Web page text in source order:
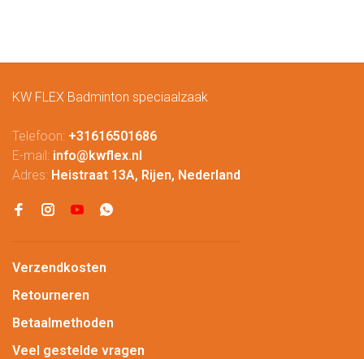
KW FLEX Badminton speciaalzaak
Telefoon: +31616501686
E-mail: info@kwflex.nl
Adres: Heistraat 13A, Rijen, Nederland
Verzendkosten
Retourneren
Betaalmethoden
Veel gestelde vragen